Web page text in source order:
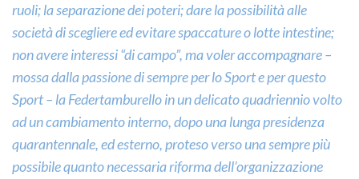
ruoli; la separazione dei poteri; dare la possibilità alle
società di scegliere ed evitare spaccature o lotte intestine;
non avere interessi “di campo”, ma voler accompagnare –
mossa dalla passione di sempre per lo Sport e per questo
Sport – la Federtamburello in un delicato quadriennio volto
ad un cambiamento interno, dopo una lunga presidenza
quarantennale, ed esterno, proteso verso una sempre più
possibile quanto necessaria riforma dell’organizzazione